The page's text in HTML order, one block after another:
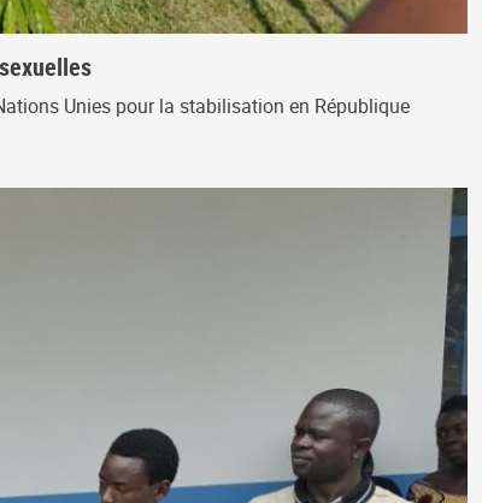
Unies pour la stabilisation en République